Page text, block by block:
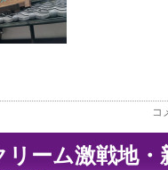
コ
リーム激戦地